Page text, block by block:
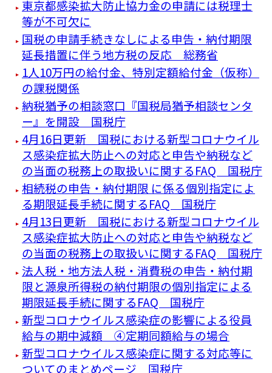
東京都感染拡大防止協力金の申請には税理士
等が不可欠に
国税の申請手続きなしによる申告・納付期限
延長措置に伴う地方税の反応 総務省
1人10万円の給付金、特別定額給付金（仮称）
の課税関係
納税猶予の相談窓口『国税局猶予相談センタ
ー』を開設 国税庁
4月16日更新 国税における新型コロナウイル
ス感染症拡大防止への対応と申告や納税など
の当面の税務上の取扱いに関するFAQ 国税庁
相続税の申告・納付期限 に係る個別指定によ
る期限延長手続に関するFAQ 国税庁
4月13日更新 国税における新型コロナウイル
ス感染症拡大防止への対応と申告や納税など
の当面の税務上の取扱いに関するFAQ 国税庁
法人税・地方法人税・消費税の申告・納付期
限と源泉所得税の納付期限の個別指定による
期限延長手続に関するFAQ 国税庁
新型コロナウイルス感染症の影響による役員
給与の期中減額 ④定期同額給与の場合
新型コロナウイルス感染症に関する対応等に
ついてのまとめページ 国税庁